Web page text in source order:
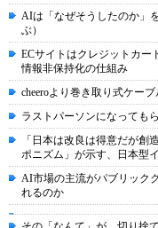
AIは「なぜそうしたのか」
ぶ）
ECサイトはクレジットカー
情報非保持化の仕組み
cheeroより巻き取り式ケー
ラストパーソンになっても
「日本は改良は得意だが創
ポニズム」が示す、日本型
AI市場の主流がパブリック
れるのか